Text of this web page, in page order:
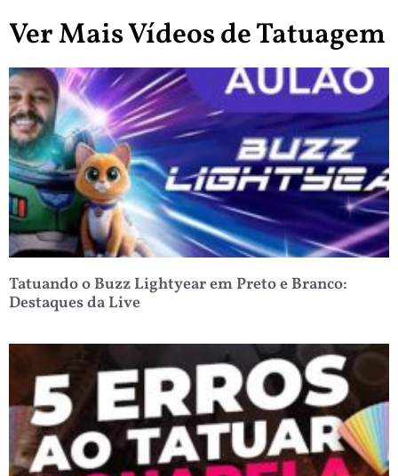
Ver Mais Vídeos de Tatuagem
Tatuando o Buzz Lightyear em Preto e Branco:
Destaques da Live